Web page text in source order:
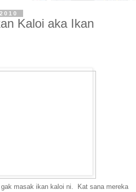
Kaloi aka Ikan
masak ikan kaloi ni. Kat sana mereka